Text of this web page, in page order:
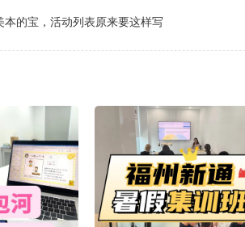
本的宝，活动列表原来要这样写